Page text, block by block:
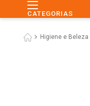
CATEGORIAS
Higiene e Beleza